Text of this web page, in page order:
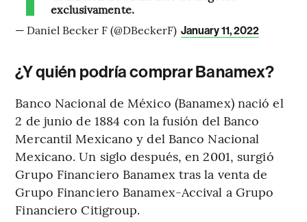
exclusivamente.
— Daniel Becker F (@DBeckerF) January 11, 2022
¿Y quién podría comprar Banamex?
Banco Nacional de México (Banamex) nació el
2 de junio de 1884 con la fusión del Banco
Mercantil Mexicano y del Banco Nacional
Mexicano. Un siglo después, en 2001, surgió
Grupo Financiero Banamex tras la venta de
Grupo Financiero Banamex-Accival a Grupo
Financiero Citigroup.